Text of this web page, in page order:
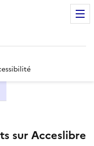
sur Acceslibre